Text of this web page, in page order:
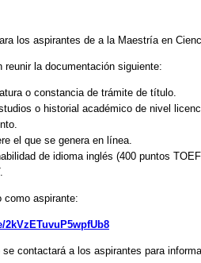
los aspirantes de a la Maestría en
reunir la documentación siguiente:
o constancia de trámite de título.
o historial académico de nivel
el que se genera en línea.
de idioma inglés (400 puntos
como aspirante:
se contactará a los aspirantes para